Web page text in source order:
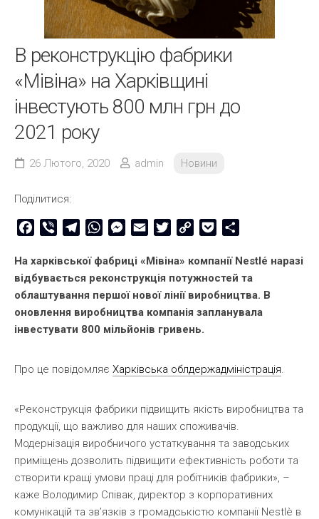
В реконструкцію фабрики
«Мівіна» на Харківщині
інвестують 800 млн грн до
2021 року
26 Лютого, 2020 admin Новини
Поділитися:
Facebook
Viber TelegramWhatsAppMessenger
Email TwitterCopy
Pocket
На харківської фабриці «Мівіна» компанії Nestlé наразі
відбувається реконструкція потужностей та
облаштування першої нової лінії виробництва. В
оновлення виробництва компанія запланувала
інвестувати 800 мільйонів гривень.
Про це повідомляє Харківська облдержадміністрація.
«Реконструкція фабрики підвищить якість виробництва та
продукції, що важливо для наших споживачів.
Модернізація виробничого устаткування та заводських
приміщень дозволить підвищити ефективність роботи та
створити кращі умови праці для робітників фабрики», –
каже Володимир Співак, директор з корпоративних
комунікацій та зв’язків з громадськістю компанії Nestlè в